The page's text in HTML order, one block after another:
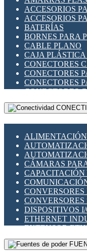
INDICADORES
INTERFACES
LLAVES
MEDIDORES DE
MOTORES
PANTALLAS
PLC -
RELÉS DE
SENSORES
SENSORES
VARIACS
VARIADORES
MAQUINARIA
ACCESORIOS
ACCESORIOS
BATERÍAS
BORNES PARA
CABLE PLANO
CAJA
CONECTORES
CONECTORES
CONECTORES
CONECTORES
CONECTORES
DIP SWITCHES
ILUMINACIÓN
INTERFACES DE
OTROS RELÉS
PROTECCIÓN
RELÉS
RELÉS DE
RELÉS DE
RELÉS
RELÉS
SENSORES
CÁMARAS
CAPACITACIÓN
DISPOSITIVOS I/
ETHERNET
EXTENSOR
GATEWAY
GESTIÓN DE